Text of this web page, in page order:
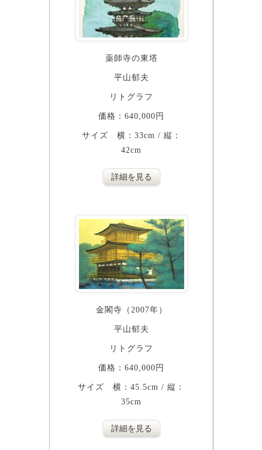
薬師寺の東塔
平山郁夫
リトグラフ
価格：640,000円
サイズ 横：33cm / 縦：
42cm
詳細を見る
金閣寺（2007年）
平山郁夫
リトグラフ
価格：640,000円
サイズ 横：45.5cm / 縦：
35cm
詳細を見る